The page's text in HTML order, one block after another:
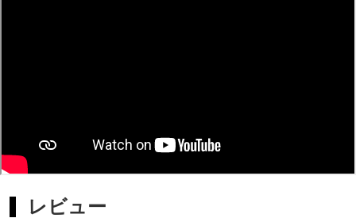
チェロという温かみある音色を体感しながら楽器を通じ、
楽しみが増していくレッスンをサポートいたします。
レビュー